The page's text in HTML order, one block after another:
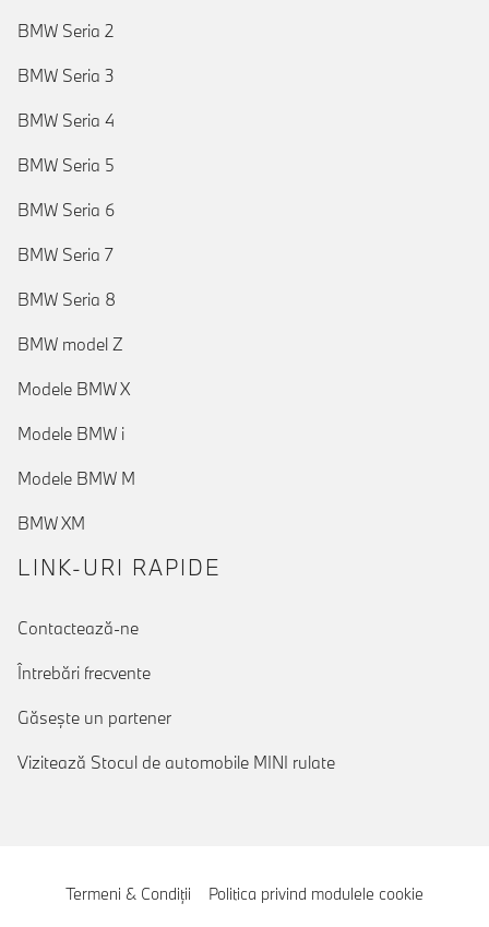
BMW Seria 2
BMW Seria 3
BMW Seria 4
BMW Seria 5
BMW Seria 6
BMW Seria 7
BMW Seria 8
BMW model Z
Modele BMW X
Modele BMW i
Modele BMW M
BMW XM
LINK-URI RAPIDE
Contactează-ne
Întrebări frecvente
Găseşte un partener
Vizitează Stocul de automobile MINI rulate
Termeni & Condiţii Politica privind modulele cookie